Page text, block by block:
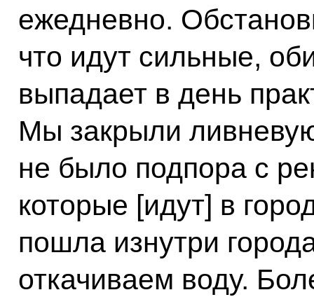
ежедневно.
что идут сильные,
выпадает в день
Мы закрыли
не было подпора с
которые [идут] в
пошла изнутри
откачиваем воду.